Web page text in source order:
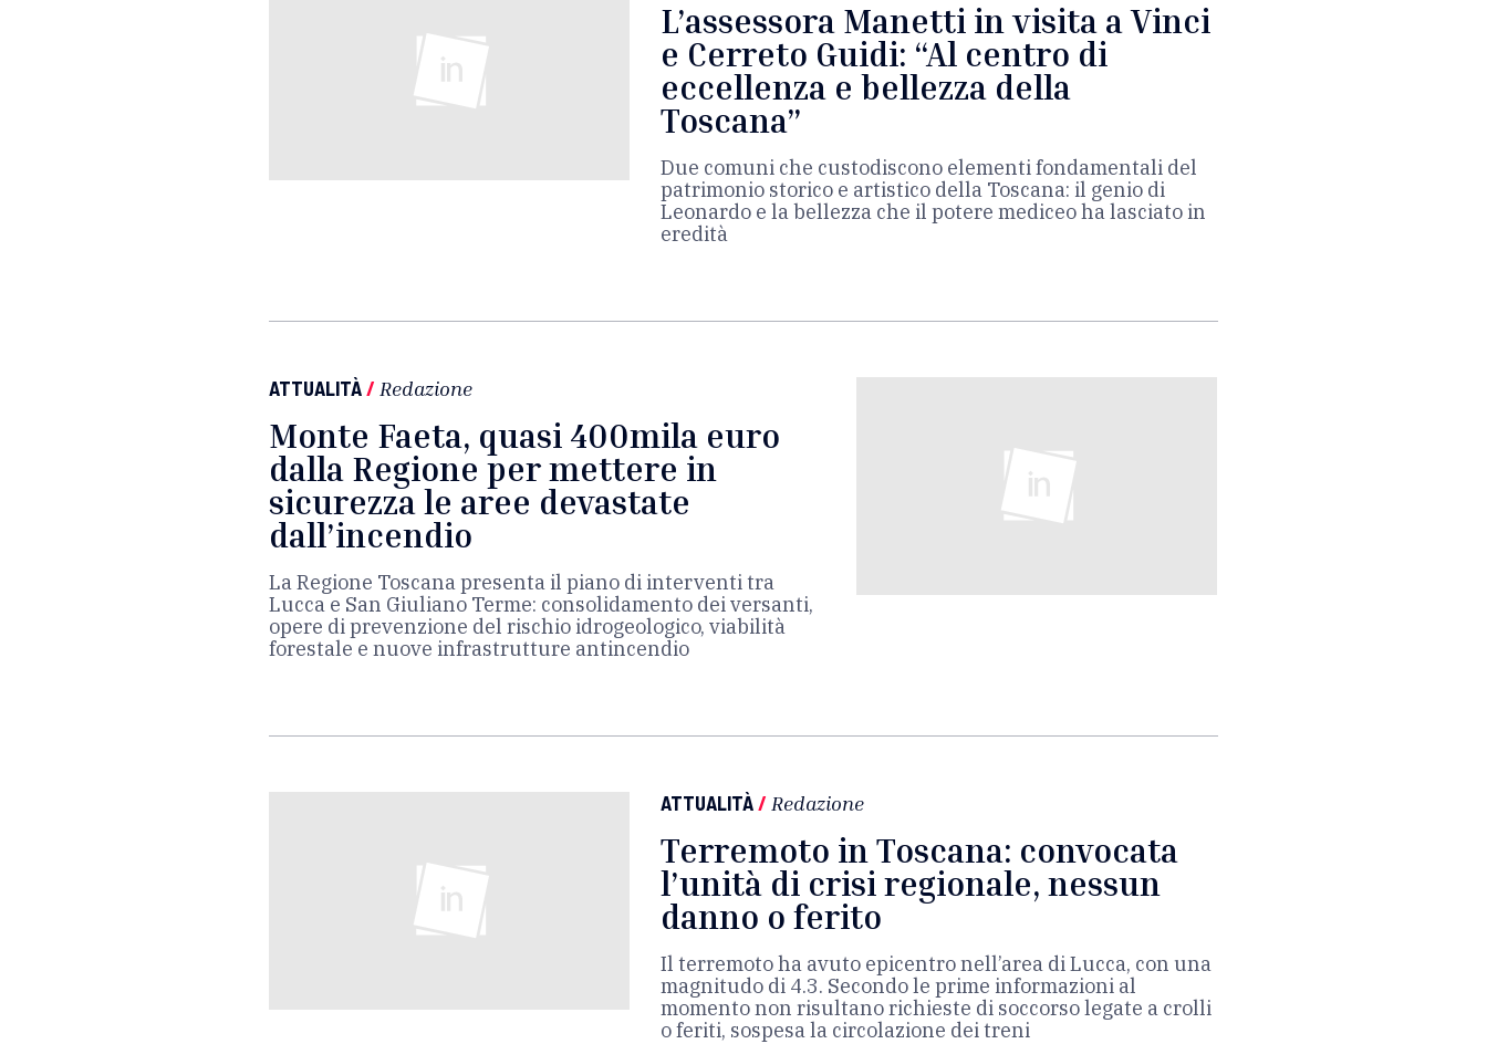
L’assessora Manetti in visita a Vinci
e Cerreto Guidi: “Al centro di
eccellenza e bellezza della
Toscana”
Due comuni che custodiscono elementi fondamentali del
patrimonio storico e artistico della Toscana: il genio di
Leonardo e la bellezza che il potere mediceo ha lasciato in
eredità
ATTUALITÀ/ Redazione
Monte Faeta, quasi 400mila euro
dalla Regione per mettere in
sicurezza le aree devastate
dall’incendio
La Regione Toscana presenta il piano di interventi tra
Lucca e San Giuliano Terme: consolidamento dei versanti,
opere di prevenzione del rischio idrogeologico, viabilità
forestale e nuove infrastrutture antincendio
ATTUALITÀ/ Redazione
Terremoto in Toscana: convocata
l’unità di crisi regionale, nessun
danno o ferito
Il terremoto ha avuto epicentro nell’area di Lucca, con una
magnitudo di 4.3. Secondo le prime informazioni al
momento non risultano richieste di soccorso legate a crolli
o feriti, sospesa la circolazione dei treni